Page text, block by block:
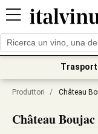
Produttori / Château
Château Boujac